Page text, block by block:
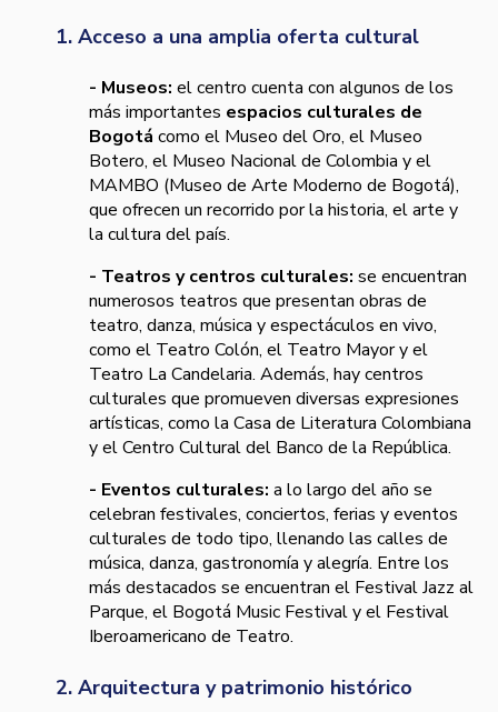
1. Acceso a una amplia oferta cultural
- Museos: el centro cuenta con algunos de los
más importantes espacios culturales de
Bogotá como el Museo del Oro, el Museo
Botero, el Museo Nacional de Colombia y el
MAMBO (Museo de Arte Moderno de Bogotá),
que ofrecen un recorrido por la historia, el arte y
la cultura del país.
- Teatros y centros culturales: se encuentran
numerosos teatros que presentan obras de
teatro, danza, música y espectáculos en vivo,
como el Teatro Colón, el Teatro Mayor y el
Teatro La Candelaria. Además, hay centros
culturales que promueven diversas expresiones
artísticas, como la Casa de Literatura Colombiana
y el Centro Cultural del Banco de la República.
- Eventos culturales: a lo largo del año se
celebran festivales, conciertos, ferias y eventos
culturales de todo tipo, llenando las calles de
música, danza, gastronomía y alegría. Entre los
más destacados se encuentran el Festival Jazz al
Parque, el Bogotá Music Festival y el Festival
Iberoamericano de Teatro.
2. Arquitectura y patrimonio histórico